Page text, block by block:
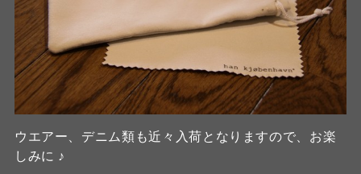
ウエアー、デニム類も近々入荷となりますので、お楽
しみに ♪